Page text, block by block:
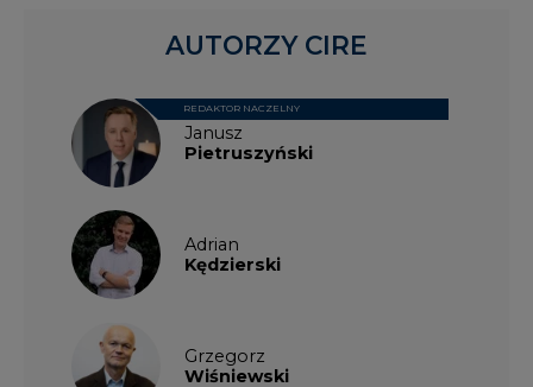
Janusz
Pietruszyński
REDAKTOR NACZELNY
Adrian
Kędzierski
Grzegorz
Wiśniewski
AUTORZY CIRE